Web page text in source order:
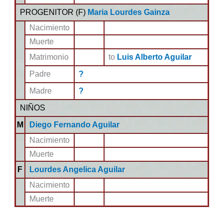
PROGENITOR (F) Maria Lourdes Gainza
Nacimiento
Muerte
Matrimonio
to Luis Alberto Aguilar
Padre
?
Madre
?
NIÑOS
M
Diego Fernando Aguilar
Nacimiento
Muerte
F
Lourdes Angelica Aguilar
Nacimiento
Muerte